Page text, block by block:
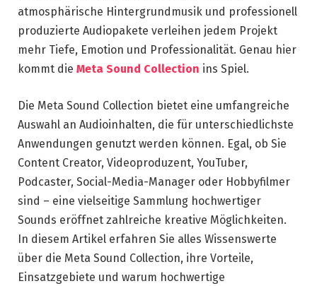
atmosphärische Hintergrundmusik und professionell
produzierte Audiopakete verleihen jedem Projekt
mehr Tiefe, Emotion und Professionalität. Genau hier
kommt die Meta Sound Collection ins Spiel.
Die Meta Sound Collection bietet eine umfangreiche
Auswahl an Audioinhalten, die für unterschiedlichste
Anwendungen genutzt werden können. Egal, ob Sie
Content Creator, Videoproduzent, YouTuber,
Podcaster, Social-Media-Manager oder Hobbyfilmer
sind – eine vielseitige Sammlung hochwertiger
Sounds eröffnet zahlreiche kreative Möglichkeiten.
In diesem Artikel erfahren Sie alles Wissenswerte
über die Meta Sound Collection, ihre Vorteile,
Einsatzgebiete und warum hochwertige